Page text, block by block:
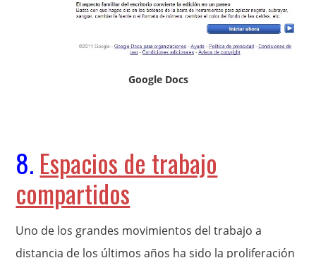
Google Docs
8. Espacios de trabajo
compartidos
Uno de los grandes movimientos del trabajo a
distancia de los últimos años ha sido la proliferación